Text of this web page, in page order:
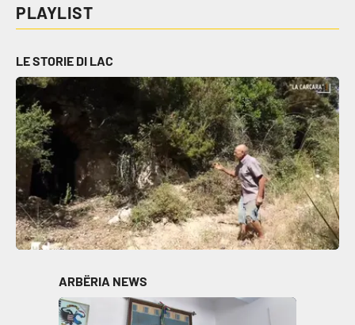
Economia e Lavoro
Politica
Sanità
Società
Sport
RUBRICHE
PLAYLIST
LE STORIE DI LAC
ARBËRIA NEWS